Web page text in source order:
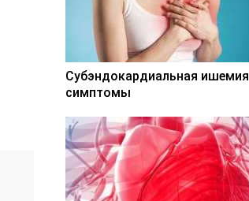
Субэндокардиальная ишемия
симптомы